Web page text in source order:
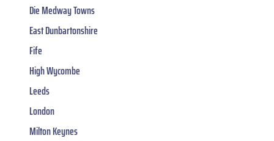
Die Medway Towns
East Dunbartonshire
Fife
High Wycombe
Leeds
London
Milton Keynes